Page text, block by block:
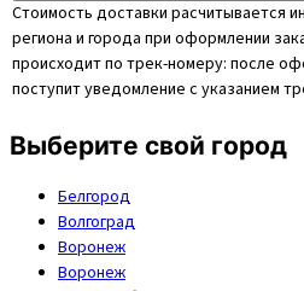
Стоимость доставки расчитывается
региона и города при оформлении
происходит по трек-номеру: после
поступит уведомление с указанием
Выберите свой город
Белгород
Волгоград
Воронеж
Воронеж